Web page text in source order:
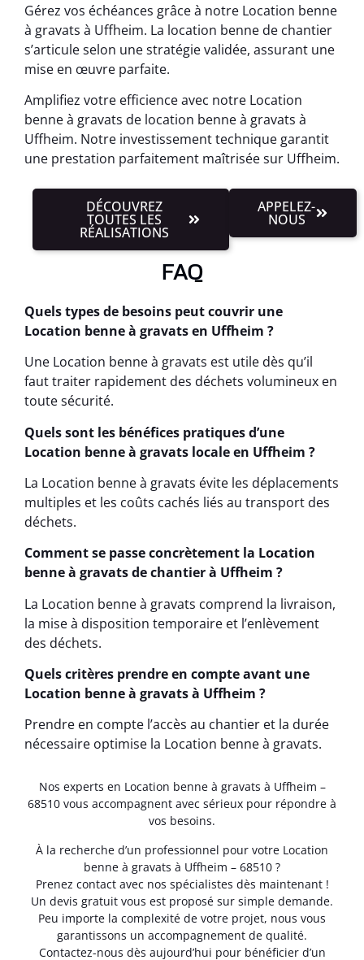
Gérez vos échéances grâce à notre Location benne
à gravats à Uffheim. La location benne de chantier
s’articule selon une stratégie validée, assurant une
mise en œuvre parfaite.
Amplifiez votre efficience avec notre Location
benne à gravats de location benne à gravats à
Uffheim. Notre investissement technique garantit
une prestation parfaitement maîtrisée sur Uffheim.
DÉCOUVREZ
TOUTES LES
RÉALISATIONS
APPELEZ-
NOUS
FAQ
Quels types de besoins peut couvrir une
Location benne à gravats en Uffheim ?
Une Location benne à gravats est utile dès qu’il
faut traiter rapidement des déchets volumineux en
toute sécurité.
Quels sont les bénéfices pratiques d’une
Location benne à gravats locale en Uffheim ?
La Location benne à gravats évite les déplacements
multiples et les coûts cachés liés au transport des
déchets.
Comment se passe concrètement la Location
benne à gravats de chantier à Uffheim ?
La Location benne à gravats comprend la livraison,
la mise à disposition temporaire et l’enlèvement
des déchets.
Quels critères prendre en compte avant une
Location benne à gravats à Uffheim ?
Prendre en compte l’accès au chantier et la durée
nécessaire optimise la Location benne à gravats.
Nos experts en Location benne à gravats à Uffheim –
68510 vous accompagnent avec sérieux pour répondre à
vos besoins.
À la recherche d’un professionnel pour votre Location
benne à gravats à Uffheim – 68510 ?
Prenez contact avec nos spécialistes dès maintenant !
Un devis gratuit vous est proposé sur simple demande.
Peu importe la complexité de votre projet, nous vous
garantissons un accompagnement de qualité.
Contactez-nous dès aujourd’hui pour bénéficier d’un